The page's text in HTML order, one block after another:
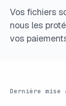
Vos fichiers
nous les
vos
Dernière